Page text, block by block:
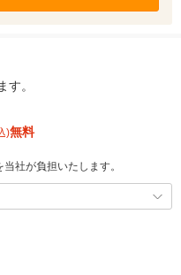
す。
)無料
社が負担いたします。